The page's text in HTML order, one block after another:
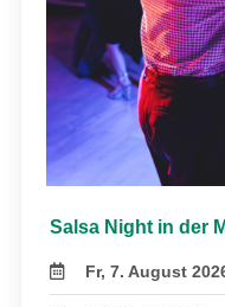
Salsa Night in der
Fr, 7. August